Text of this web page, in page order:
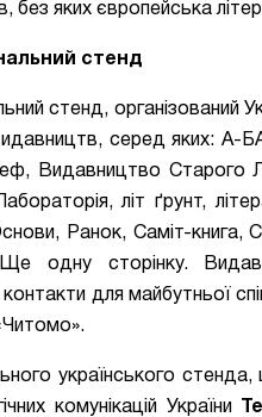
без яких європейська
стенд
стенд, організований
серед яких:
Видавництво Старого
літ ґрунт,
Ранок, Саміт-книга,
одну сторінку.
для майбутньої
українського
комунікацій України